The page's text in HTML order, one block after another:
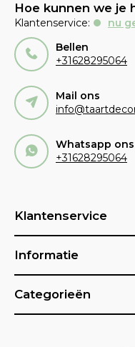
Hoe kunnen we je
Klantenservice:
nu
Bellen
+31628295064
Mail ons
Whatsapp ons
+31628295064
Klantenservice
Informatie
Categorieën